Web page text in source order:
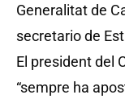
Generalitat de
secretario de
El president del
“sempre ha